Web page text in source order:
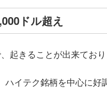
ドル超え
起きることが出来ており
イテク銘柄を中心に好